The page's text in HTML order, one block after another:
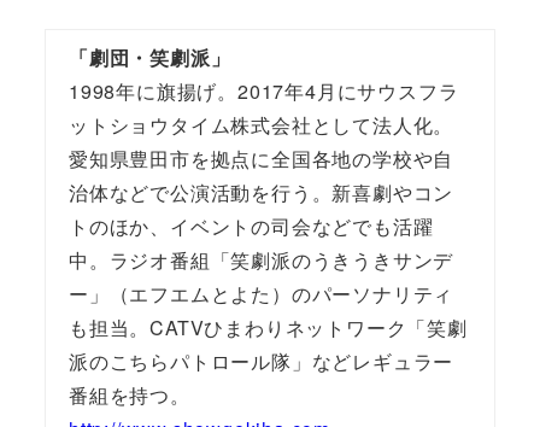
「劇団・笑劇派」
1998年に旗揚げ。2017年4月にサウスフラ
ットショウタイム株式会社として法人化。
愛知県豊田市を拠点に全国各地の学校や自
治体などで公演活動を行う。新喜劇やコン
トのほか、イベントの司会などでも活躍
中。ラジオ番組「笑劇派のうきうきサンデ
ー」（エフエムとよた）のパーソナリティ
も担当。CATVひまわりネットワーク「笑劇
派のこちらパトロール隊」などレギュラー
番組を持つ。